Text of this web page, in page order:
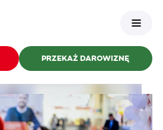
PRZEKAŻ DAROWIZNĘ